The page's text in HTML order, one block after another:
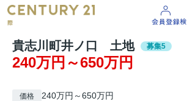
貴志川町井ノ口 土地 募集5
240万円～650万円
価格 240万円～650万円